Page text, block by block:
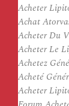
Acheter
Achat
Acheter Du
Acheter Le
Achetez
Acheté
Acheter